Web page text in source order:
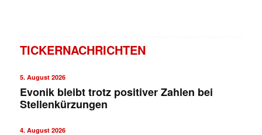
TICKERNACHRICHTEN
5. August 2026
Evonik bleibt trotz positiver Zahlen bei
Stellenkürzungen
4. August 2026